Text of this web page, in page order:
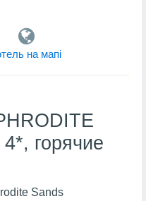
на мапi
горячие
Sands